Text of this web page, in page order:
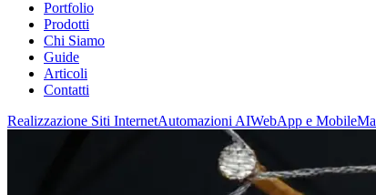
Portfolio
Prodotti
Chi Siamo
Guide
Articoli
Contatti
Realizzazione Siti InternetAutomazioni AIWebApp e Mobile